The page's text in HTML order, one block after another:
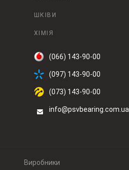
ШКІВИ
ХІМІЯ
(066) 143-90-00
(097) 143-90-00
(073) 143-90-00
info@psvbearing.com.ua
Виробники